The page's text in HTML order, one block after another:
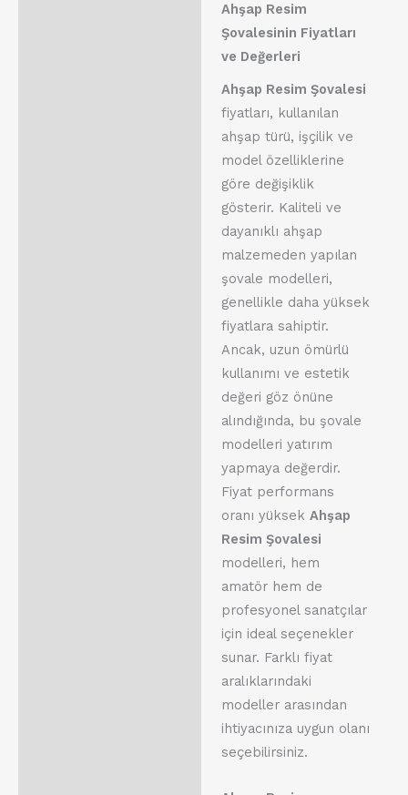
Ahşap Resim
Şovalesinin Fiyatları
ve Değerleri
Ahşap Resim Şovalesi
fiyatları, kullanılan
ahşap türü, işçilik ve
model özelliklerine
göre değişiklik
gösterir. Kaliteli ve
dayanıklı ahşap
malzemeden yapılan
şovale modelleri,
genellikle daha yüksek
fiyatlara sahiptir.
Ancak, uzun ömürlü
kullanımı ve estetik
değeri göz önüne
alındığında, bu şovale
modelleri yatırım
yapmaya değerdir.
Fiyat performans
oranı yüksek Ahşap
Resim Şovalesi
modelleri, hem
amatör hem de
profesyonel sanatçılar
için ideal seçenekler
sunar. Farklı fiyat
aralıklarındaki
modeller arasından
ihtiyacınıza uygun olanı
seçebilirsiniz.